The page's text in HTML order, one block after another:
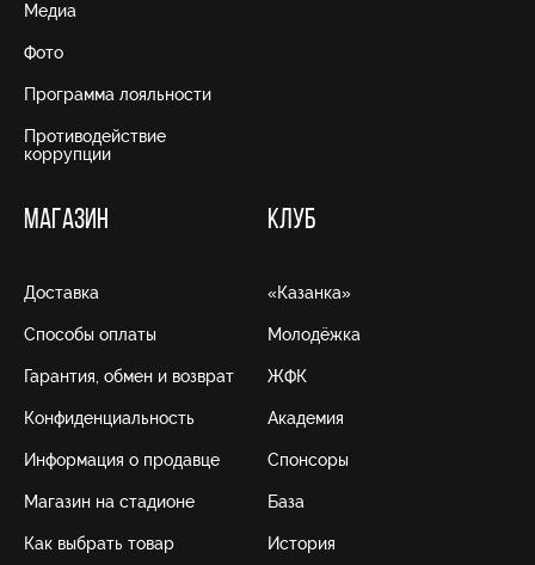
Медиа
Фото
Программа лояльности
Противодействие
коррупции
МАГАЗИН
Доставка
Способы оплаты
Гарантия, обмен и возврат
Конфиденциальность
Информация о продавце
Магазин на стадионе
Как выбрать товар
КЛУБ
«Казанка»
Молодёжка
ЖФК
Академия
Спонсоры
База
История